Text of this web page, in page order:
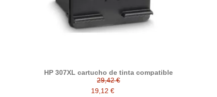
HP 307XL cartucho de tinta compatible
29,42 €
19,12 €